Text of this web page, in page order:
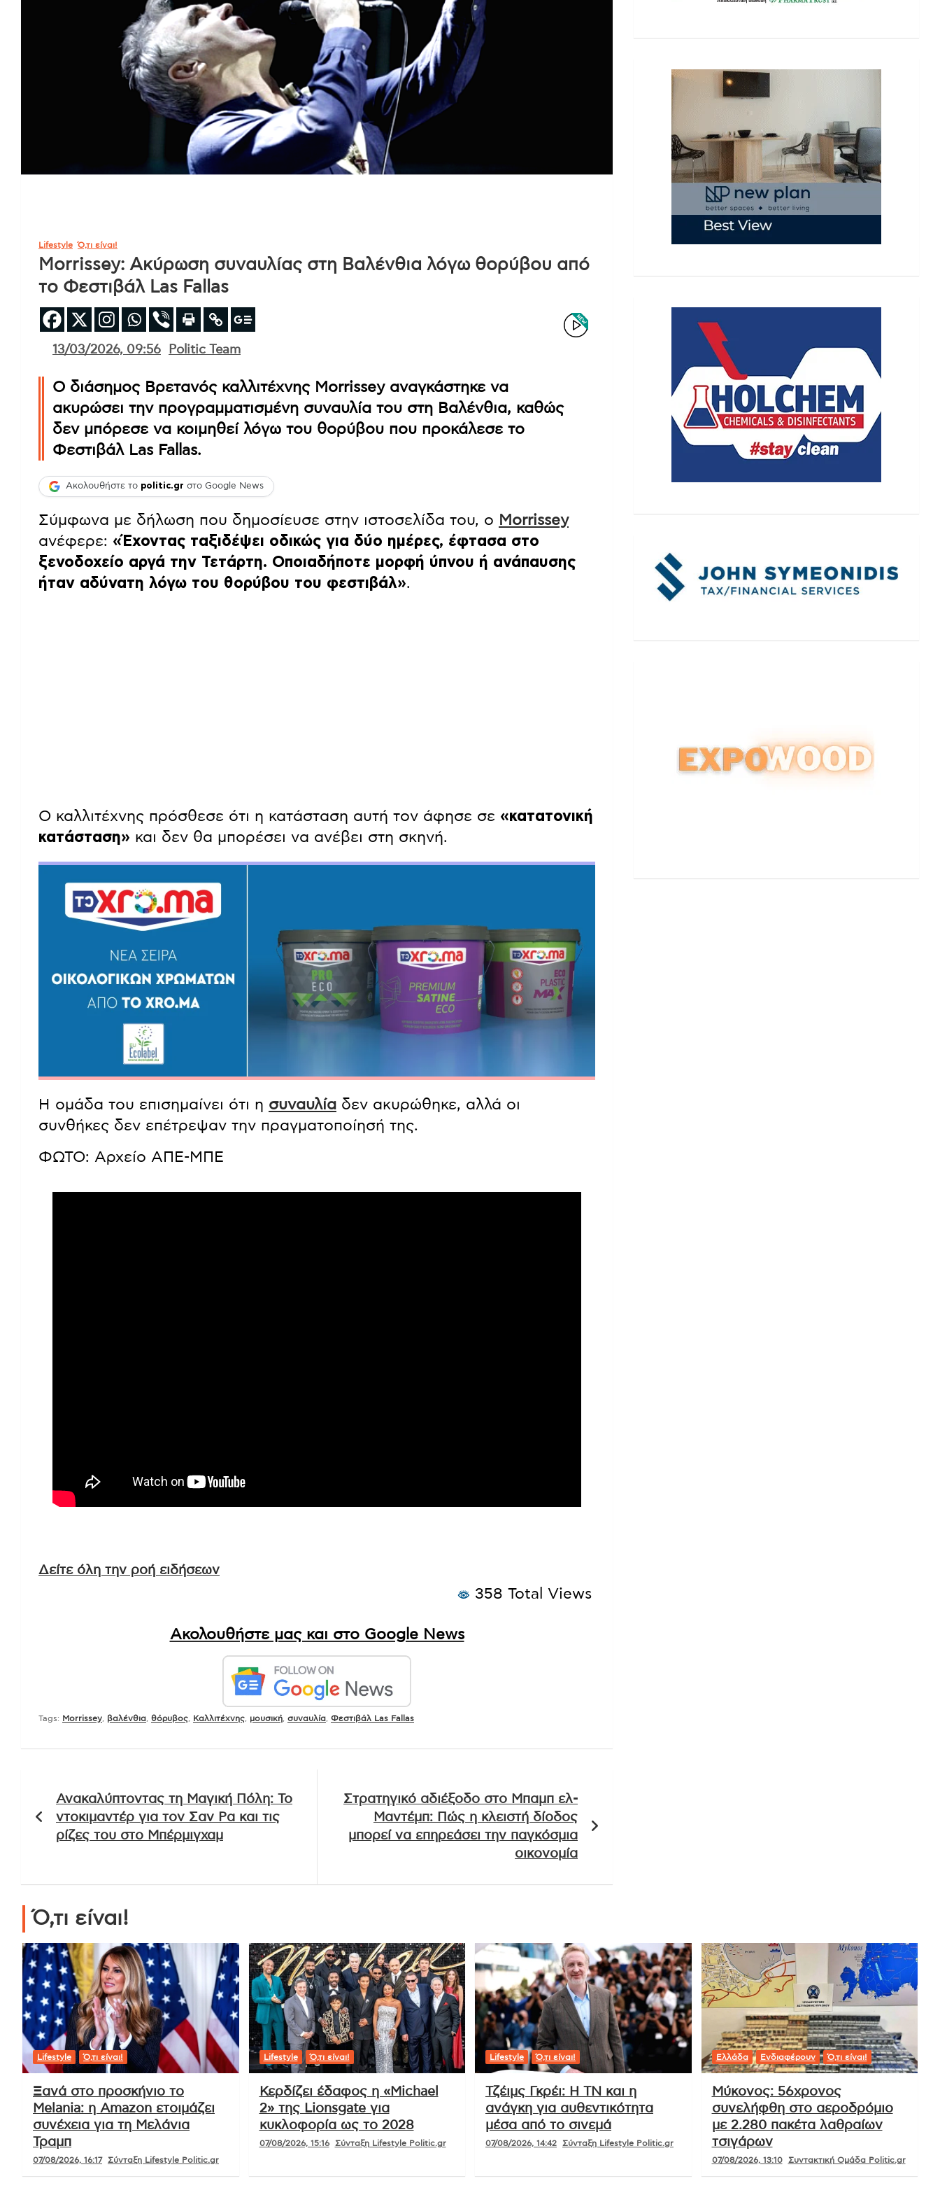
Lifestyle Ό,τι είναι!
Morrissey: Ακύρωση συναυλίας στη Βαλένθια λόγω θορύβου από
το Φεστιβάλ Las Fallas
13/03/2026, 09:56 Politic Team
Ο διάσημος Βρετανός καλλιτέχνης Morrissey αναγκάστηκε να
ακυρώσει την προγραμματισμένη συναυλία του στη Βαλένθια, καθώς
δεν μπόρεσε να κοιμηθεί λόγω του θορύβου που προκάλεσε το
Φεστιβάλ Las Fallas.
Ακολουθήστε το politic.gr στο Google News
Σύμφωνα με δήλωση που δημοσίευσε στην ιστοσελίδα του, ο Morrissey
ανέφερε: «Έχοντας ταξιδέψει οδικώς για δύο ημέρες, έφτασα στο
ξενοδοχείο αργά την Τετάρτη. Οποιαδήποτε μορφή ύπνου ή ανάπαυσης
ήταν αδύνατη λόγω του θορύβου του φεστιβάλ».
Ο καλλιτέχνης πρόσθεσε ότι η κατάσταση αυτή τον άφησε σε «κατατονική
κατάσταση» και δεν θα μπορέσει να ανέβει στη σκηνή.
Η ομάδα του επισημαίνει ότι η συναυλία δεν ακυρώθηκε, αλλά οι
συνθήκες δεν επέτρεψαν την πραγματοποίησή της.
ΦΩΤΟ: Αρχείο ΑΠΕ-ΜΠΕ
Δείτε όλη την ροή ειδήσεων
358 Total Views
Ακολουθήστε μας και στο Google News
Tags: Morrissey βαλένθια θόρυβος Καλλιτέχνης μουσική συναυλία Φεστιβάλ Las Fallas
άρθρων
Ανακαλύπτοντας τη Μαγική Πόλη: Το
ντοκιμαντέρ για τον Σαν Ρα και τις
ρίζες του στο Μπέρμιγχαμ
Στρατηγικό αδιέξοδο στο Μπαμπ ελ-
Μαντέμπ: Πώς η κλειστή δίοδος
μπορεί να επηρεάσει την παγκόσμια
οικονομία
Ό,τι είναι!
Lifestyle Ό,τι είναι!
Ξανά στο προσκήνιο το
Melania: η Amazon ετοιμάζει
συνέχεια για τη Μελάνια
Τραμπ
07/08/2026, 16:17 Σύνταξη Lifestyle Politic.gr
Lifestyle Ό,τι είναι!
Κερδίζει έδαφος η «Michael
2» της Lionsgate για
κυκλοφορία ως το 2028
07/08/2026, 15:16 Σύνταξη Lifestyle Politic.gr
Lifestyle Ό,τι είναι!
Τζέιμς Γκρέι: Η ΤΝ και η
ανάγκη για αυθεντικότητα
μέσα από το σινεμά
07/08/2026, 14:42 Σύνταξη Lifestyle Politic.gr
Ελλάδα Ενδιαφέρουν Ό,τι είναι!
Μύκονος: 56χρονος
συνελήφθη στο αεροδρόμιο
με 2.280 πακέτα λαθραίων
τσιγάρων
07/08/2026, 13:10 Συντακτική Ομάδα Politic.gr